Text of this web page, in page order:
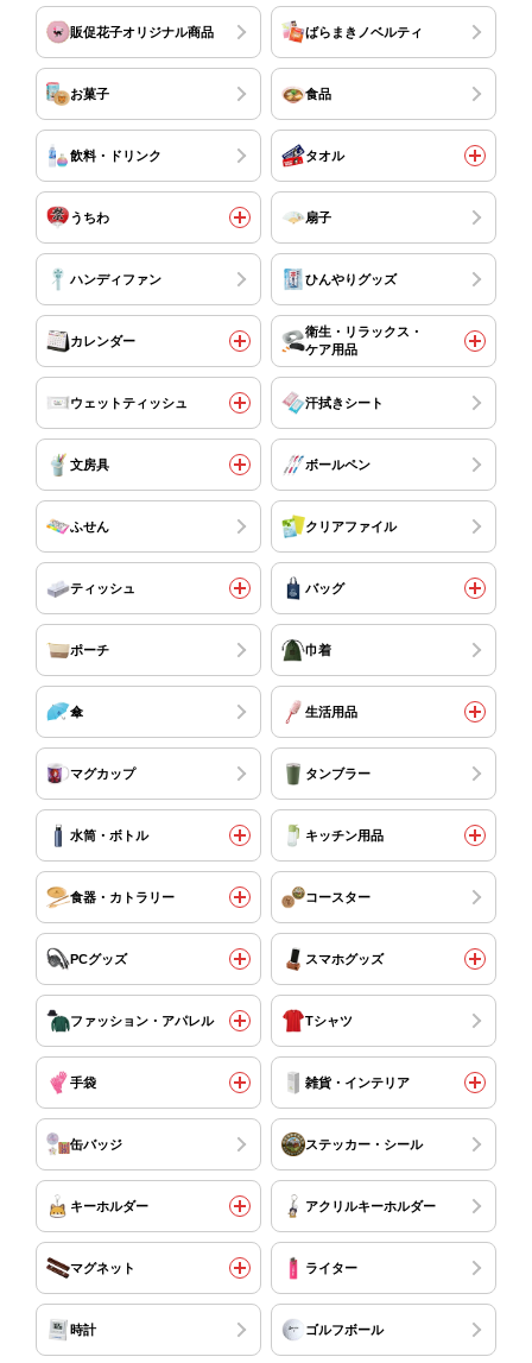
販促花子オリジナル商品 ばらまきノベルティ
お菓子 食品
飲料・ドリンク タオル
うちわ 扇子
ハンディファン ひんやりグッズ
カレンダー
衛生・リラックス・
ケア用品
ウェットティッシュ 汗拭きシート
文房具 ボールペン
ふせん クリアファイル
ティッシュ バッグ
ポーチ 巾着
傘 生活用品
マグカップ タンブラー
水筒・ボトル キッチン用品
食器・カトラリー コースター
PCグッズ スマホグッズ
ファッション・アパレル Tシャツ
手袋 雑貨・インテリア
缶バッジ ステッカー・シール
キーホルダー アクリルキーホルダー
マグネット ライター
時計 ゴルフボール